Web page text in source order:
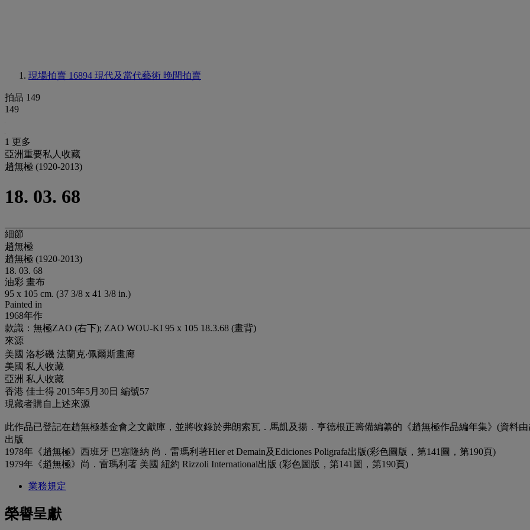
現場拍賣 16894 現代及當代藝術 晚間拍賣
拍品 149
149
1 更多
亞洲重要私人收藏
趙無極 (1920-2013)
18. 03. 68
細節
趙無極
趙無極 (1920-2013)
18. 03. 68
油彩 畫布
95 x 105 cm. (37 3/8 x 41 3/8 in.)
Painted in
1968年作
款識：無極ZAO (右下); ZAO WOU-KI 95 x 105 18.3.68 (畫背)
來源
美國 洛杉磯 法蘭克‧佩爾斯畫廊
美國 私人收藏
亞洲 私人收藏
香港 佳士得 2015年5月30日 編號57
現藏者購自上述來源
此作品已登記在趙無極基金會之文獻庫，並將收錄於弗朗索瓦．馬凱及揚．亨德根正籌備編纂的《趙無極作品編年集》(資料由
出版
1978年《趙無極》西班牙 巴塞隆納 尚．雷瑪利著Hier et Demain及Ediciones Poligrafa出版(彩色圖版，第141圖，第190頁)
1979年《趙無極》尚．雷瑪利著 美國 紐約 Rizzoli International出版 (彩色圖版，第141圖，第190頁)
業務規定
榮譽呈獻